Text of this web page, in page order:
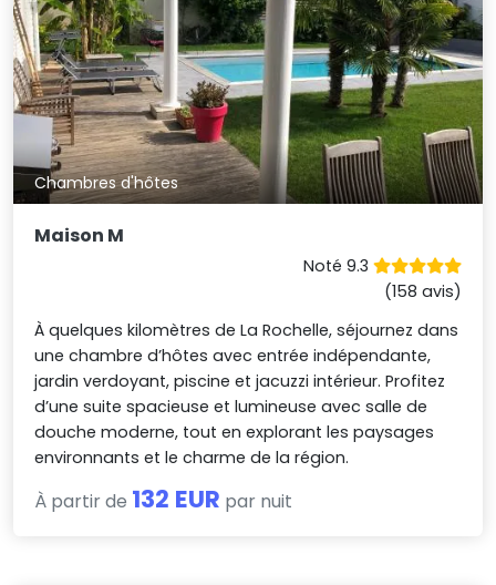
Chambres d'hôtes
Maison M
Noté 9.3
(158 avis)
À quelques kilomètres de La Rochelle, séjournez dans
une chambre d’hôtes avec entrée indépendante,
jardin verdoyant, piscine et jacuzzi intérieur. Profitez
d’une suite spacieuse et lumineuse avec salle de
douche moderne, tout en explorant les paysages
environnants et le charme de la région.
À partir de 132 EUR par nuit